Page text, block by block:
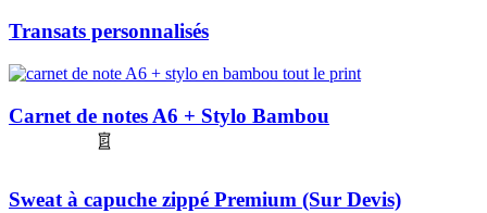
Transats personnalisés
Carnet de notes A6 + Stylo Bambou
Sweat à capuche zippé Premium (Sur Devis)